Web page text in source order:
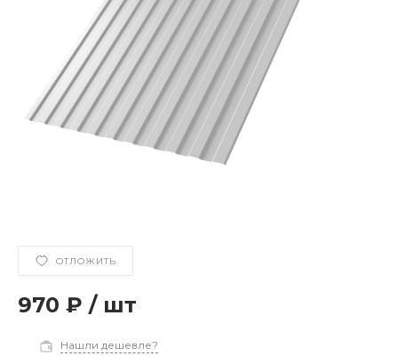
ОТЛОЖИТЬ
970 ₽ / шт
Нашли дешевле?